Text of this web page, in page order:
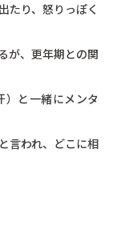
たり、怒りっぽく
が、更年期との関
と一緒にメンタ
言われ、どこに相